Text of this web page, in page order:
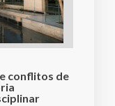
conflitos de